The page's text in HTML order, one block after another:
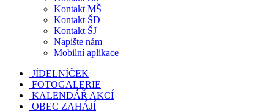
Kontakt MŠ
Kontakt ŠD
Kontakt ŠJ
Napište nám
Mobilní aplikace
JÍDELNÍČEK
FOTOGALERIE
KALENDÁŘ AKCÍ
OBEC ZAHÁJÍ